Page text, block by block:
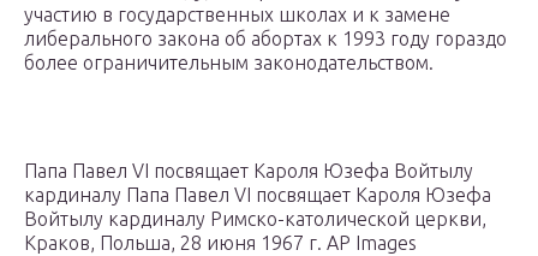
участию в государственных школах и к замене
либерального закона об абортах к 1993 году гораздо
более ограничительным законодательством.
Папа Павел VI посвящает Кароля Юзефа Войтылу
кардиналу Папа Павел VI посвящает Кароля Юзефа
Войтылу кардиналу Римско-католической церкви,
Краков, Польша, 28 июня 1967 г. AP Images